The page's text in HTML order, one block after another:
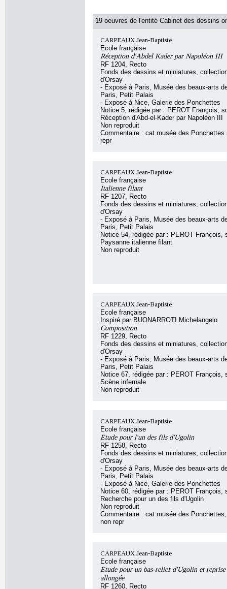
19 oeuvres de l'entité Cabinet des dessins
CARPEAUX Jean-Baptiste
Ecole française
Réception d'Abdel Kader par Napoléon III
RF 1204, Recto
Fonds des dessins et miniatures,
d'Orsay
- Exposé à Paris, Musée des beaux-arts
Paris, Petit Palais
- Exposé à Nice, Galerie des Ponchettes
Notice 5, rédigée par : PEROT François,
Réception d'Abd-el-Kader par Napoléon III
Non reproduit
Commentaire : cat musée des Ponchettes
repr
CARPEAUX Jean-Baptiste
Ecole française
Italienne filant
RF 1207, Recto
Fonds des dessins et miniatures,
d'Orsay
- Exposé à Paris, Musée des beaux-arts
Paris, Petit Palais
Notice 54, rédigée par : PEROT François,
Paysanne italienne filant
Non reproduit
CARPEAUX Jean-Baptiste
Ecole française
Inspiré par BUONARROTI Michelangelo
Composition
RF 1229, Recto
Fonds des dessins et miniatures,
d'Orsay
- Exposé à Paris, Musée des beaux-arts
Paris, Petit Palais
Notice 67, rédigée par : PEROT François,
Scène infernale
Non reproduit
CARPEAUX Jean-Baptiste
Ecole française
Etude pour l'un des fils d'Ugolin
RF 1258, Recto
Fonds des dessins et miniatures,
d'Orsay
- Exposé à Paris, Musée des beaux-arts
Paris, Petit Palais
- Exposé à Nice, Galerie des Ponchettes
Notice 60, rédigée par : PEROT François,
Recherche pour un des fils d'Ugolin
Non reproduit
Commentaire : cat musée des
non repr
CARPEAUX Jean-Baptiste
Ecole française
Etude pour un bas-relief d'Ugolin et
allongée
RF 1260, Recto